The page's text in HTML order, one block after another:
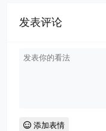
发表评论
添加表情